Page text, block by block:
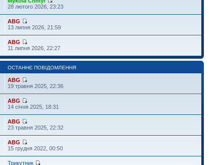
28 лютого 2026, 23:23
ABG
13 липня 2026, 21:59
ABG
11 липня 2026, 22:27
ОСТАННЄ ПОВІДОМЛЕННЯ
ABG
19 травня 2025, 22:36
ABG
14 січня 2025, 18:31
ABG
23 травня 2025, 22:32
ABG
15 грудня 2022, 00:50
Трикутник